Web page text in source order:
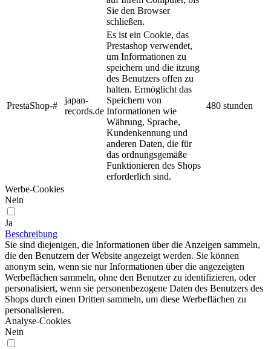
Sie den Browser
schließen.
PrestaShop-#
japan-
records.de
Es ist ein Cookie, das
Prestashop verwendet,
um Informationen zu
speichern und die itzung
des Benutzers offen zu
halten. Ermöglicht das
Speichern von
Informationen wie
Währung, Sprache,
Kundenkennung und
anderen Daten, die für
das ordnungsgemäße
Funktionieren des Shops
erforderlich sind.
480 stunden
Werbe-Cookies
Nein
Ja
Beschreibung
Sie sind diejenigen, die Informationen über die Anzeigen sammeln,
die den Benutzern der Website angezeigt werden. Sie können
anonym sein, wenn sie nur Informationen über die angezeigten
Werbeflächen sammeln, ohne den Benutzer zu identifizieren, oder
personalisiert, wenn sie personenbezogene Daten des Benutzers des
Shops durch einen Dritten sammeln, um diese Werbeflächen zu
personalisieren.
Analyse-Cookies
Nein